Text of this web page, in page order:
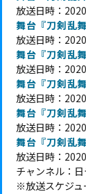
放送日時：
舞台『刀剣乱
放送日時：
舞台『刀剣乱
放送日時：
舞台『刀剣乱
放送日時：
舞台『刀剣乱
放送日時：
舞台『刀剣乱
放送日時：
チャンネル：
※放送スケジュ